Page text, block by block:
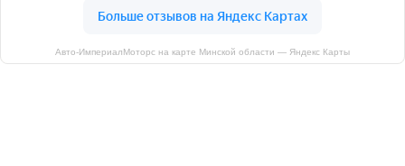
Авто-ИмпериалМоторс на карте Минской области — Яндекс Карты